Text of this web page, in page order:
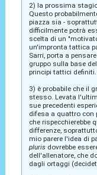
2) la prossima
Questo
piazza sia -
difficilmente potrà
scelta di un
un'impronta tattica
Sarri, porta a
gruppo sulla base
principi tattici
3) è probabile che il
stesso. Levata
sue precedenti
difesa a quattro con
che rispecchierebbe
differenze,
mio parere l'idea di
plurisdovrebbe
dell'allenatore, che
dagli ortaggi